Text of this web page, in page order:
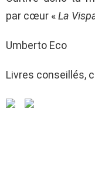
par cœur «La
Umberto Eco
Livres conseillés,